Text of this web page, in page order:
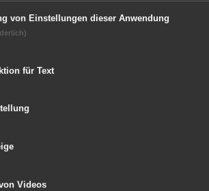
Lage. Dabei wurde eine
Raupenart festgestellt.
Aalen:
von Einstellungen dieser Anwendung
für Text
Videos